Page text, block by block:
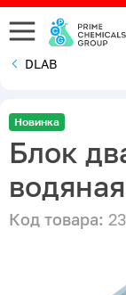
DLAB
Новинка
Блок
Код товара: